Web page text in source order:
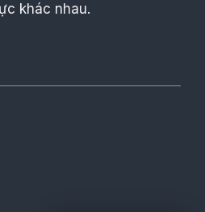
khác nhau.